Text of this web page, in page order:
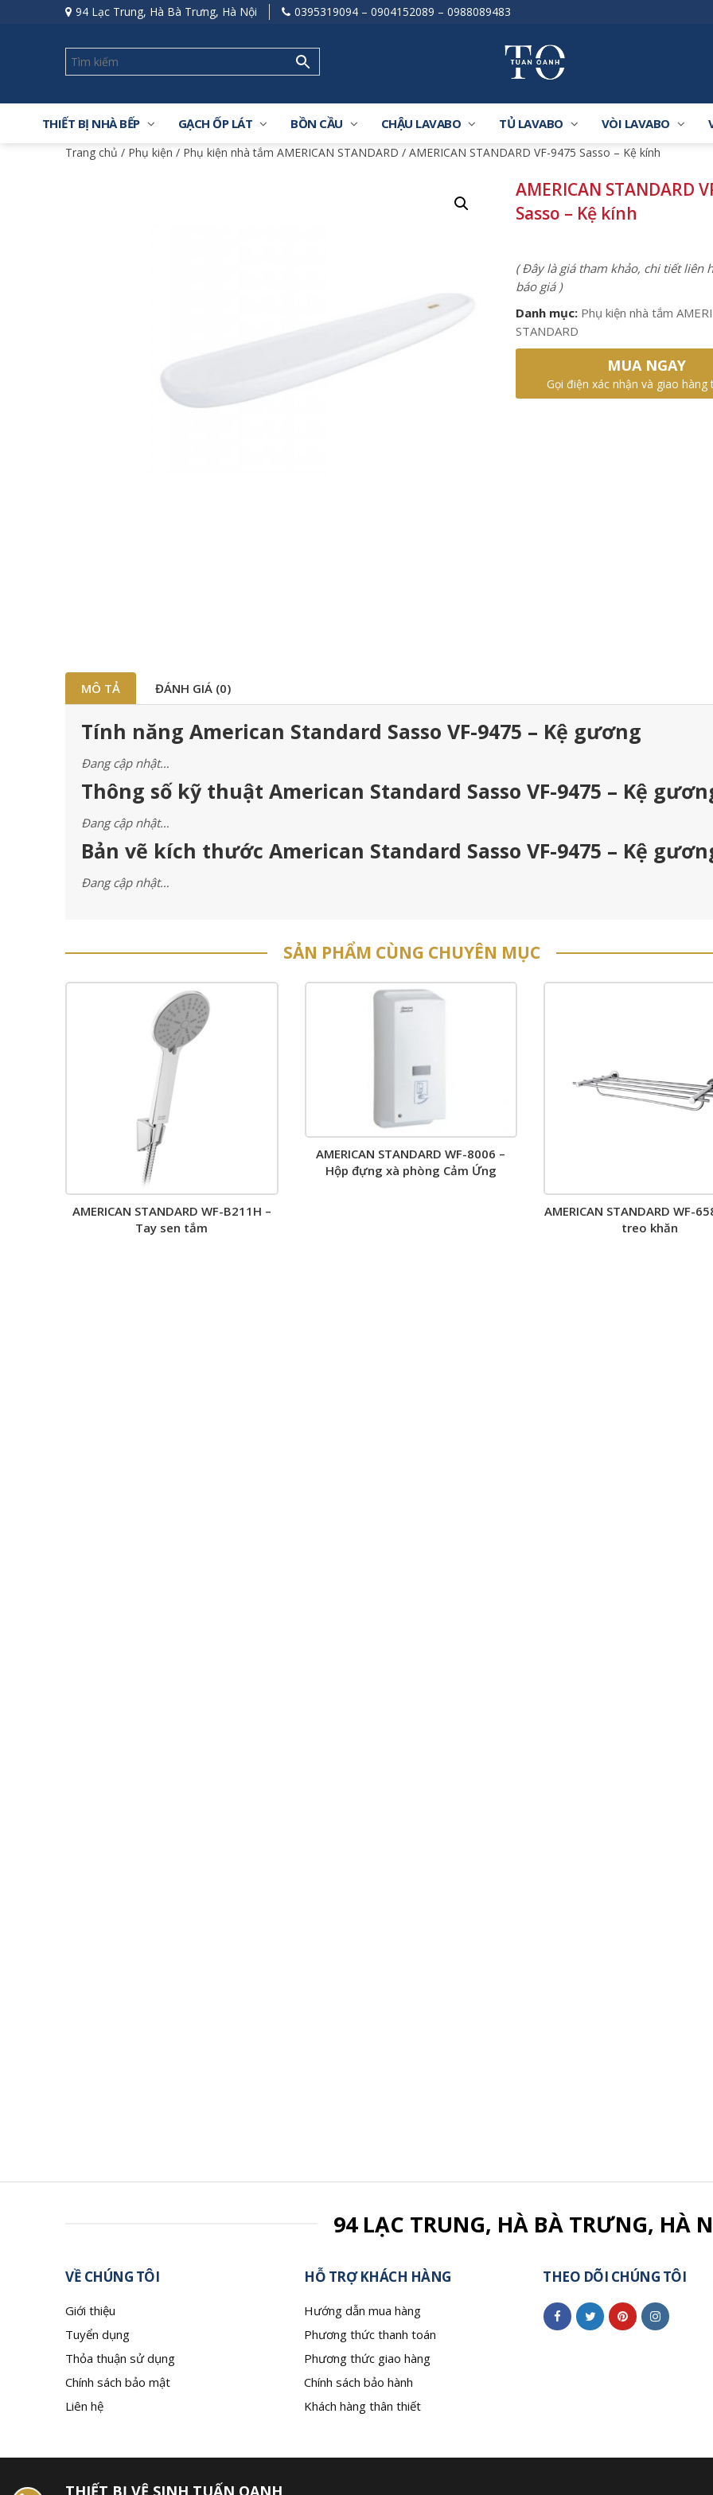
94 Lạc Trung, Hà Bà Trưng, Hà Nội 0395319094 – 0904152089 – 0988089483
THIẾT BỊ NHÀ BẾP GẠCH ỐP LÁT BỒN CẦU CHẬU LAVABO TỦ LAVABO VÒI LAVABO
Trang chủ / Phụ kiện / Phụ kiện nhà tắm AMERICAN STANDARD / AMERICAN STANDARD VF-9475 Sasso – Kệ kính
AMERICAN STANDARD
Sasso – Kệ kính
( Đây là giá tham khảo, chi tiết liên
báo giá )
Danh mục: Phụ kiện nhà tắm
STANDARD
MUA NGAY
Gọi điện xác nhận và giao hàng
MÔ TẢ ĐÁNH GIÁ (0)
Tính năng American Standard Sasso VF-9475 – Kệ gương
Đang cập nhật…
Thông số kỹ thuật American Standard Sasso VF-9475 – Kệ
Đang cập nhật…
Bản vẽ kích thước American Standard Sasso VF-9475 – Kệ
Đang cập nhật…
SẢN PHẨM CÙNG CHUYÊN MỤC
AMERICAN STANDARD WF-B211H –
Tay sen tắm
AMERICAN STANDARD WF-8006 –
Hộp đựng xà phòng Cảm Ứng
AMERICAN STANDARD WF-
treo khăn
94 LẠC TRUNG, HÀ BÀ TRƯNG, HÀ
VỀ CHÚNG TÔI
Giới thiệu
Tuyển dụng
Thỏa thuận sử dụng
Chính sách bảo mật
Liên hệ
HỖ TRỢ KHÁCH HÀNG
Hướng dẫn mua hàng
Phương thức thanh toán
Phương thức giao hàng
Chính sách bảo hành
Khách hàng thân thiết
THEO DÕI CHÚNG TÔI
THIẾT BỊ VỆ SINH TUẤN OANH